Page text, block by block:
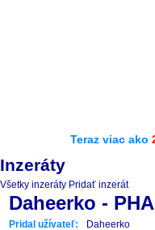
Teraz viac ako
Inzeráty
Všetky inzeráty Pridať inzerát
Daheerko -
Pridal užívateľ: Daheerko